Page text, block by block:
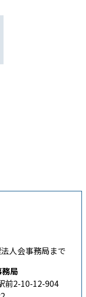
人会事務局まで
局
前2-10-12-904